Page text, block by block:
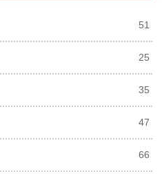
51
25
35
47
66